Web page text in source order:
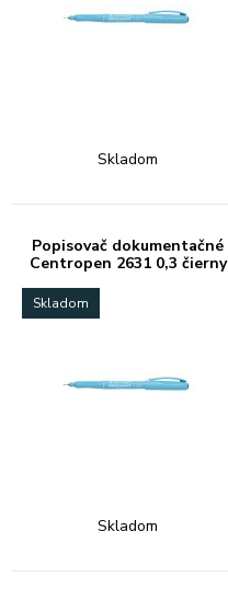
Skladom
Popisovač dokumentačné
Centropen 2631 0,3 čierny
Skladom
Skladom